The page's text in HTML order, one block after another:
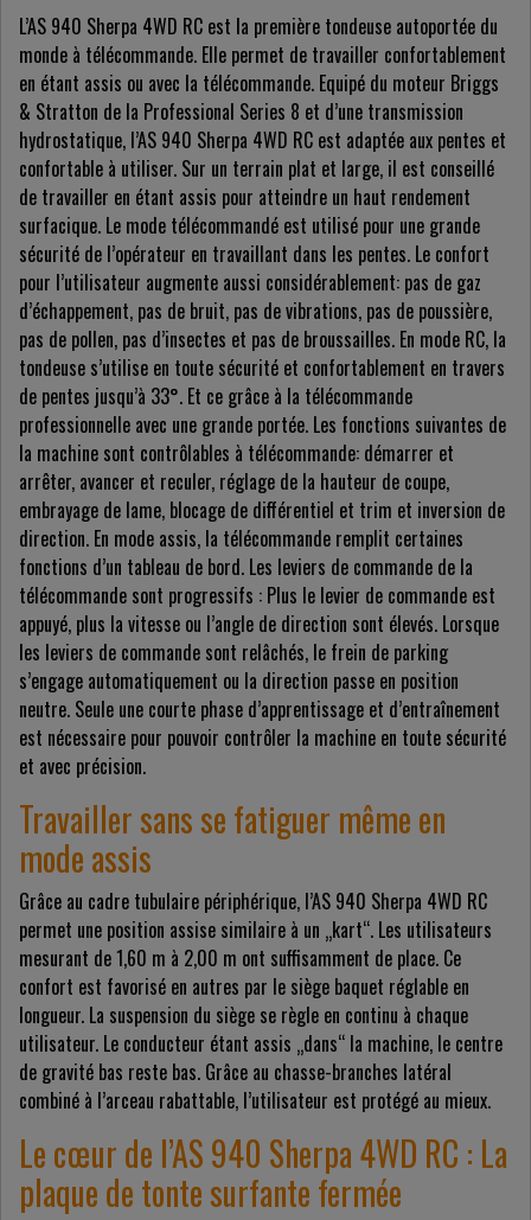
L’AS 940 Sherpa 4WD RC est la première tondeuse autoportée du
monde à télécommande. Elle permet de travailler confortablement
en étant assis ou avec la télécommande. Equipé du moteur Briggs
& Stratton de la Professional Series 8 et d’une transmission
hydrostatique, l’AS 940 Sherpa 4WD RC est adaptée aux pentes et
confortable à utiliser. Sur un terrain plat et large, il est conseillé
de travailler en étant assis pour atteindre un haut rendement
surfacique. Le mode télécommandé est utilisé pour une grande
sécurité de l’opérateur en travaillant dans les pentes. Le confort
pour l’utilisateur augmente aussi considérablement: pas de gaz
d’échappement, pas de bruit, pas de vibrations, pas de poussière,
pas de pollen, pas d’insectes et pas de broussailles. En mode RC, la
tondeuse s’utilise en toute sécurité et confortablement en travers
de pentes jusqu’à 33°. Et ce grâce à la télécommande
professionnelle avec une grande portée. Les fonctions suivantes de
la machine sont contrôlables à télécommande: démarrer et
arrêter, avancer et reculer, réglage de la hauteur de coupe,
embrayage de lame, blocage de différentiel et trim et inversion de
direction. En mode assis, la télécommande remplit certaines
fonctions d’un tableau de bord. Les leviers de commande de la
télécommande sont progressifs : Plus le levier de commande est
appuyé, plus la vitesse ou l’angle de direction sont élevés. Lorsque
les leviers de commande sont relâchés, le frein de parking
s’engage automatiquement ou la direction passe en position
neutre. Seule une courte phase d’apprentissage et d’entraînement
est nécessaire pour pouvoir contrôler la machine en toute sécurité
et avec précision.
Travailler sans se fatiguer même en
mode assis
Grâce au cadre tubulaire périphérique, l’AS 940 Sherpa 4WD RC
permet une position assise similaire à un „kart“. Les utilisateurs
mesurant de 1,60 m à 2,00 m ont suffisamment de place. Ce
confort est favorisé en autres par le siège baquet réglable en
longueur. La suspension du siège se règle en continu à chaque
utilisateur. Le conducteur étant assis „dans“ la machine, le centre
de gravité bas reste bas. Grâce au chasse-branches latéral
combiné à l’arceau rabattable, l’utilisateur est protégé au mieux.
Le cœur de l’AS 940 Sherpa 4WD RC : La
plaque de tonte surfante fermée